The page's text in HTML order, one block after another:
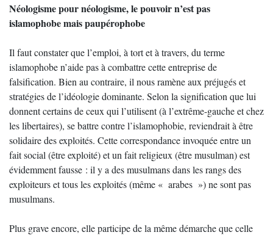
Néologisme pour néologisme, le pouvoir n’est pas
islamophobe mais paupérophobe
Il faut constater que l’emploi, à tort et à travers, du terme
islamophobe n’aide pas à combattre cette entreprise de
falsification. Bien au contraire, il nous ramène aux préjugés et
stratégies de l’idéologie dominante. Selon la signification que lui
donnent certains de ceux qui l’utilisent (à l’extrême-gauche et chez
les libertaires), se battre contre l’islamophobie, reviendrait à être
solidaire des exploités. Cette correspondance invoquée entre un
fait social (être exploité) et un fait religieux (être musulman) est
évidemment fausse : il y a des musulmans dans les rangs des
exploiteurs et tous les exploités (même « arabes ») ne sont pas
musulmans.
Plus grave encore, elle participe de la même démarche que celle